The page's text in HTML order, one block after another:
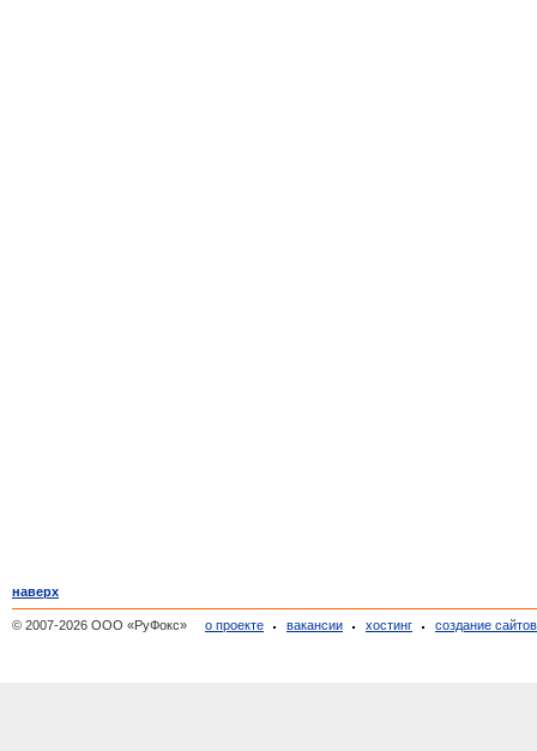
наверх
© 2007-2026 ООО «РуФокс» о проекте вакансии хостинг создание сайтов